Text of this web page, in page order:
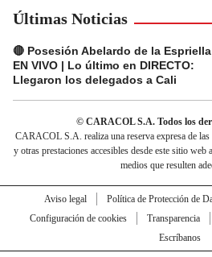
Últimas Noticias
🔴 Posesión Abelardo de la Espriella
EN VIVO | Lo último en DIRECTO:
Llegaron los delegados a Cali
© CARACOL S.A. Todos los
CARACOL S.A. realiza una reserva expresa de
y otras prestaciones accesibles desde este sitio web
medios que resulten
Aviso legal Política de Protección de
Configuración de cookies
Transparencia
Escríbanos